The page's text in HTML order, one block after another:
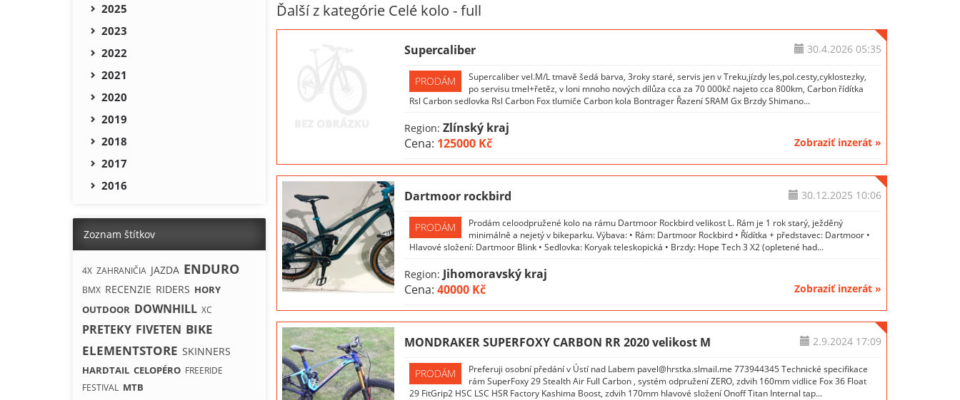
Ďalší z kategórie Celé kolo - full
Supercaliber 30.4.202605:35
PRODÁM
Supercaliber vel.M/L tmavě šedá barva, 3roky staré, servis jen v Treku,jízdy les,pol.cesty,cyklostezky,
po servisu tmel+řetěz, v loni mnoho nových dílůza cca za 70 000kč najeto cca 800km, Carbon řídítka
Rsl Carbon sedlovka Rsl Carbon Fox tlumiče Carbon kola Bontrager Řazení SRAM Gx Brzdy Shimano...
Region: Zlínský kraj
Cena: 125000 Kč Zobraziť inzerát »
Dartmoor rockbird 30.12.2025 10:06
PRODÁM
Prodám celoodpružené kolo na rámu Dartmoor Rockbird velikost L. Rám je 1 rok starý, ježděný
minimálně a nejetý v bikeparku. Výbava: • Rám: Dartmoor Rockbird • Řídítka + představec: Dartmoor •
Hlavové složení: Dartmoor Blink • Sedlovka: Koryak teleskopická • Brzdy: Hope Tech 3 X2 (opletené had...
Region: Jihomoravský kraj
Cena: 40000 Kč Zobraziť inzerát »
MONDRAKER SUPERFOXY CARBON RR 2020 velikost M 2.9.202417:09
PRODÁM
Preferuji osobní předání v Ústí nad Labem pavel@hrstka.slmail.me 773944345 Technické specifikace
rám SuperFoxy 29 Stealth Air Full Carbon , systém odpružení ZERO, zdvih 160mm vidlice Fox 36 Float
29 FitGrip2 HSC LSC HSR Factory Kashima Boost, zdvih 170mm hlavové složení Onoff Titan Internal tap...
2025
2023
2022
2021
2020
2019
2018
2017
2016
Zoznam štítkov
4X ZAHRANIČIA JAZDA ENDURO
BMX RECENZIE RIDERS HORY
OUTDOOR DOWNHILL XC
PRETEKY FIVETEN BIKE
ELEMENTSTORE SKINNERS
HARDTAIL CELOPÉRO FREERIDE
FESTIVAL MTB